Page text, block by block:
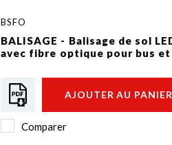
BSFO
BALISAGE - Balisage de sol
avec fibre optique pour bus et
AJOUTER AU PANIER
Comparer